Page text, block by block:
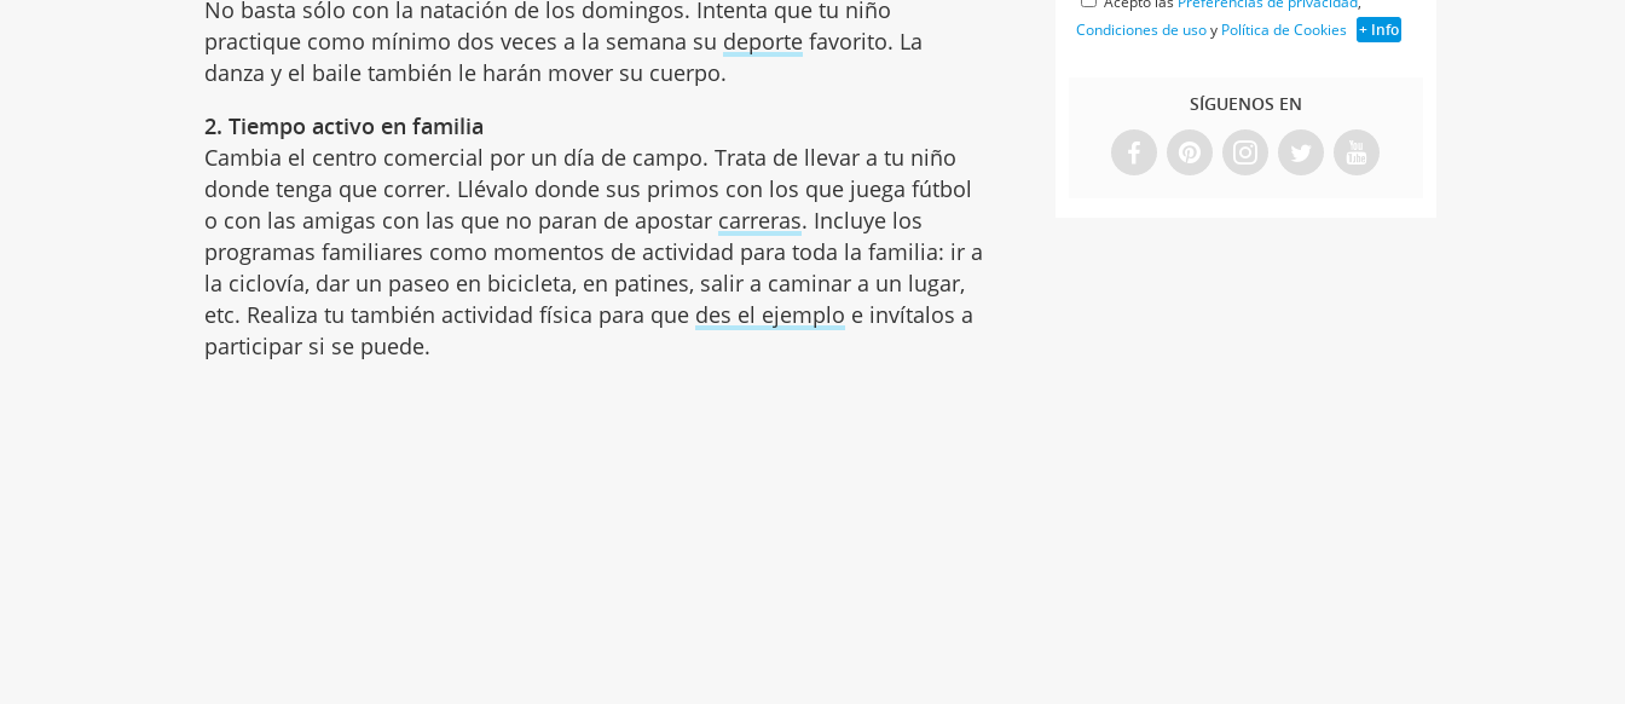
No basta sólo con la natación de los domingos. Intenta que tu niño
practique como mínimo dos veces a la semana su deporte favorito. La
danza y el baile también le harán mover su cuerpo.
2. Tiempo activo en familia
Cambia el centro comercial por un día de campo. Trata de llevar a tu niño
donde tenga que correr. Llévalo donde sus primos con los que juega fútbol
o con las amigas con las que no paran de apostar carreras. Incluye los
programas familiares como momentos de actividad para toda la familia: ir a
la ciclovía, dar un paseo en bicicleta, en patines, salir a caminar a un lugar,
etc. Realiza tu también actividad física para que des el ejemplo e invítalos a
participar si se puede.
Condiciones de usoy Política de Cookies + Info
SÍGUENOS EN